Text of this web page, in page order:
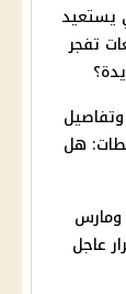
يستعيد
تفجر
هل
ومارس
عاجل